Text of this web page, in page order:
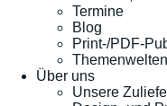
Termine
Blog
Print-/PDF-
Über uns
Unsere